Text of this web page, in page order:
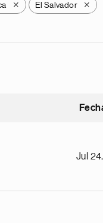
X El Salvador X
Jul